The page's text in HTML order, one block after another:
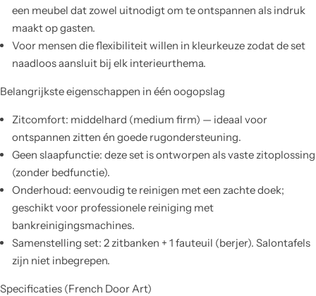
een meubel dat zowel uitnodigt om te ontspannen als indruk
maakt op gasten.
Voor mensen die flexibiliteit willen in kleurkeuze zodat de set
naadloos aansluit bij elk interieurthema.
Belangrijkste eigenschappen in één oogopslag
Zitcomfort: middelhard (medium firm) — ideaal voor
ontspannen zitten én goede rugondersteuning.
Geen slaapfunctie: deze set is ontworpen als vaste zitoplossing
(zonder bedfunctie).
Onderhoud: eenvoudig te reinigen met een zachte doek;
geschikt voor professionele reiniging met
bankreinigingsmachines.
Samenstelling set: 2 zitbanken + 1 fauteuil (berjer). Salontafels
zijn niet inbegrepen.
Specificaties (French Door Art)